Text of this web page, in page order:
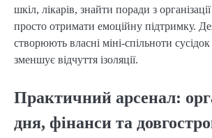
шкіл, лікарів, знайти поради з
просто отримати емоційну підтримку.
створюють власні міні-спільноти
зменшує відчуття ізоляції.
Практичний арсенал:
дня, фінанси та